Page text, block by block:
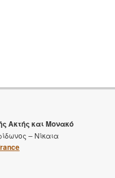
Ακτής και Μονακό
– Νίκαια